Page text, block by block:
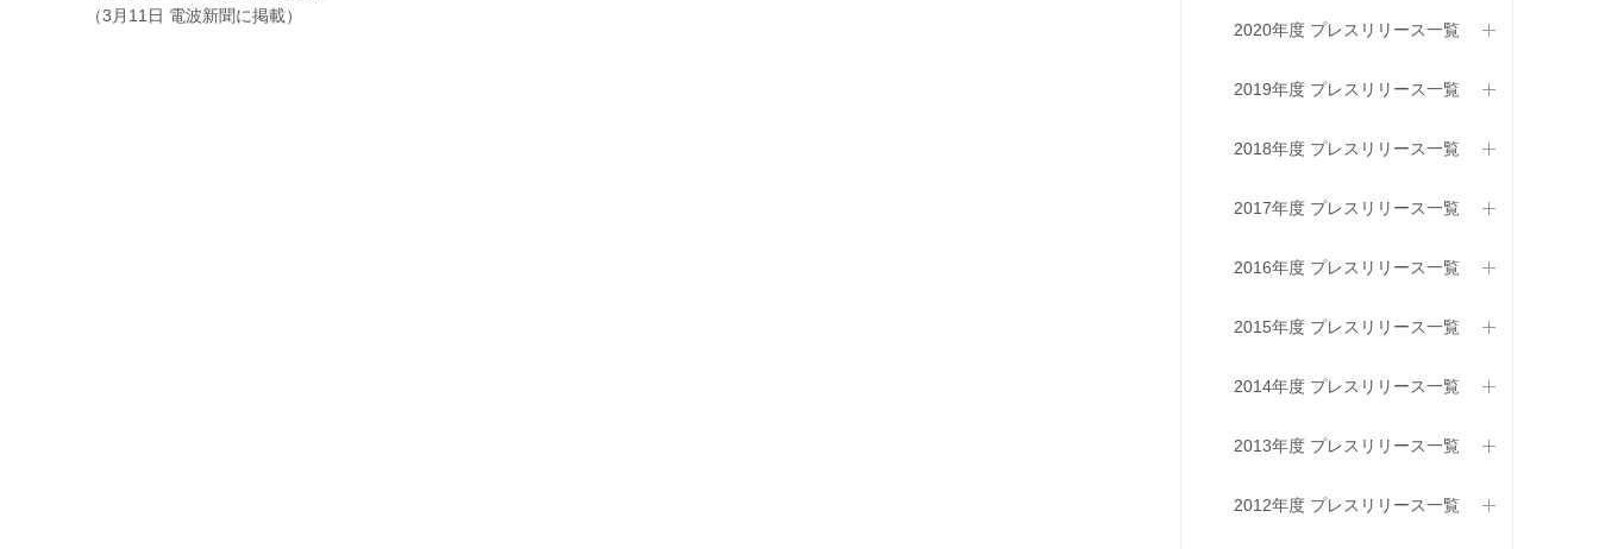
（3月11日 電波新聞に掲載）
2020年度 プレスリリース一覧
2019年度 プレスリリース一覧
2018年度 プレスリリース一覧
2017年度 プレスリリース一覧
2016年度 プレスリリース一覧
2015年度 プレスリリース一覧
2014年度 プレスリリース一覧
2013年度 プレスリリース一覧
2012年度 プレスリリース一覧